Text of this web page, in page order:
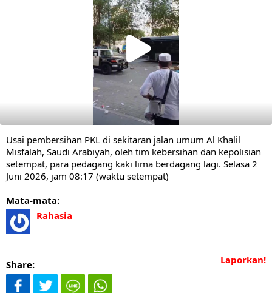
Usai pembersihan PKL di sekitaran jalan umum Al Khalil
Misfalah, Saudi Arabiyah, oleh tim kebersihan dan kepolisian
setempat, para pedagang kaki lima berdagang lagi. Selasa 2
Juni 2026, jam 08:17 (waktu setempat)
Mata-mata:
Rahasia
Laporkan!
Share: